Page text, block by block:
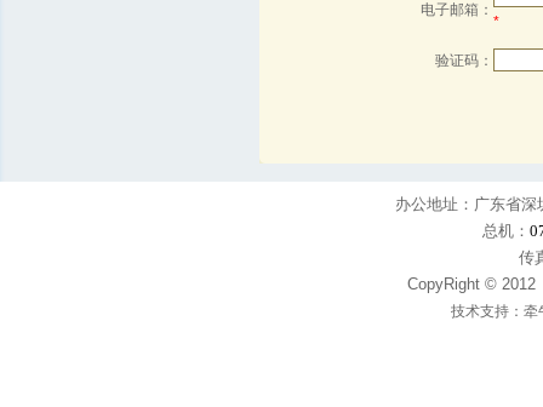
电子邮箱：
*
验证码：
办公地址：广东省
总机：
传
CopyRight © 2012
技术支持： 牵